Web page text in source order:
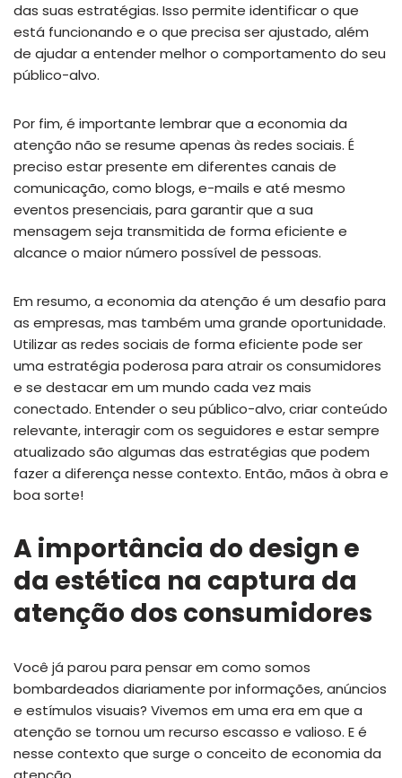
das suas estratégias. Isso permite identificar o que
está funcionando e o que precisa ser ajustado, além
de ajudar a entender melhor o comportamento do seu
público-alvo.
Por fim, é importante lembrar que a economia da
atenção não se resume apenas às redes sociais. É
preciso estar presente em diferentes canais de
comunicação, como blogs, e-mails e até mesmo
eventos presenciais, para garantir que a sua
mensagem seja transmitida de forma eficiente e
alcance o maior número possível de pessoas.
Em resumo, a economia da atenção é um desafio para
as empresas, mas também uma grande oportunidade.
Utilizar as redes sociais de forma eficiente pode ser
uma estratégia poderosa para atrair os consumidores
e se destacar em um mundo cada vez mais
conectado. Entender o seu público-alvo, criar conteúdo
relevante, interagir com os seguidores e estar sempre
atualizado são algumas das estratégias que podem
fazer a diferença nesse contexto. Então, mãos à obra e
boa sorte!
A importância do design e
da estética na captura da
atenção dos consumidores
Você já parou para pensar em como somos
bombardeados diariamente por informações, anúncios
e estímulos visuais? Vivemos em uma era em que a
atenção se tornou um recurso escasso e valioso. E é
nesse contexto que surge o conceito de economia da